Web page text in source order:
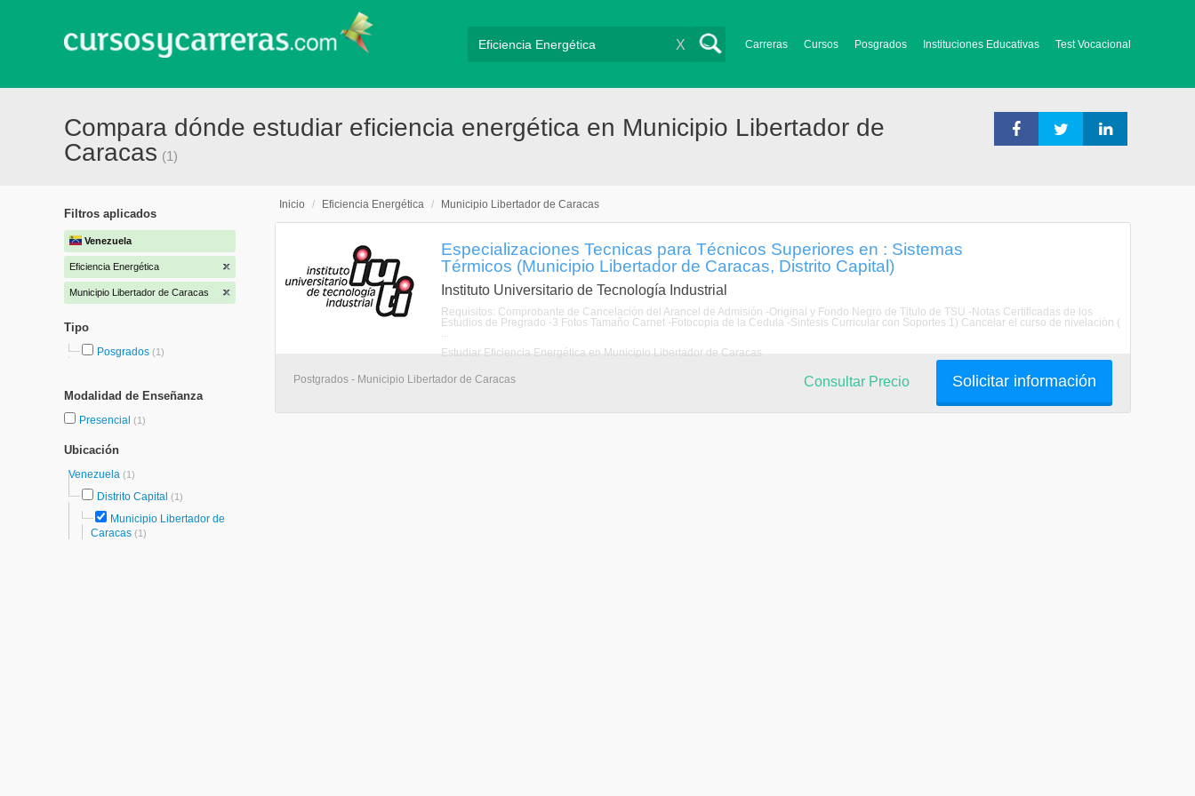
Carreras Cursos Posgrados Instituciones Educativas Test Vocacional
X
Compara dónde estudiar eficiencia energética en Municipio Libertador de
Caracas (1)
Filtros aplicados
Venezuela
Eficiencia Energética
Municipio Libertador de Caracas
Tipo
Posgrados (1)
Modalidad de Enseñanza
Presencial (1)
Ubicación
Venezuela (1)
Distrito Capital (1)
Municipio Libertador de
Caracas (1)
Inicio / Eficiencia Energética / Municipio Libertador de Caracas
Especializaciones Tecnicas para Técnicos Superiores en : Sistemas
Térmicos (Municipio Libertador de Caracas, Distrito Capital)
Instituto Universitario de Tecnología Industrial
Requisitos: Comprobante de Cancelación del Arancel de Admisión -Original y Fondo Negro de Titulo de TSU -Notas Certificadas de los
Estudios de Pregrado -3 Fotos Tamaño Carnet -Fotocopia de la Cedula -Sintesis Curricular con Soportes 1) Cancelar el curso de nivelaciòn (
...
Estudiar Eficiencia Energética en Municipio Libertador de Caracas
Postgrados - Municipio Libertador de Caracas Solicitar información
Consultar Precio